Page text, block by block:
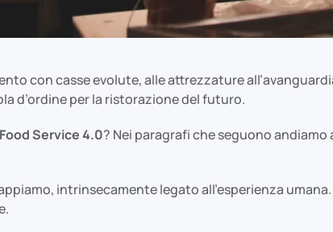
con casse evolute, alle attrezzature
d’ordine per la ristorazione del futuro.
Food Service 4.0? Nei paragrafi che seguono
intrinsecamente legato all’esperienza